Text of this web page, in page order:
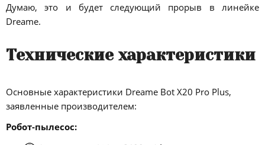
Думаю, это и будет следующий прорыв в линейке
Dreame.
Технические характеристики
Основные характеристики Dreame Bot X20 Pro Plus,
заявленные производителем:
Робот-пылесос: